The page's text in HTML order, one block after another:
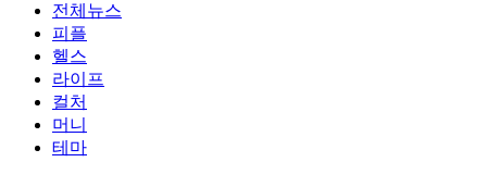
전체뉴스
피플
헬스
라이프
컬처
머니
테마